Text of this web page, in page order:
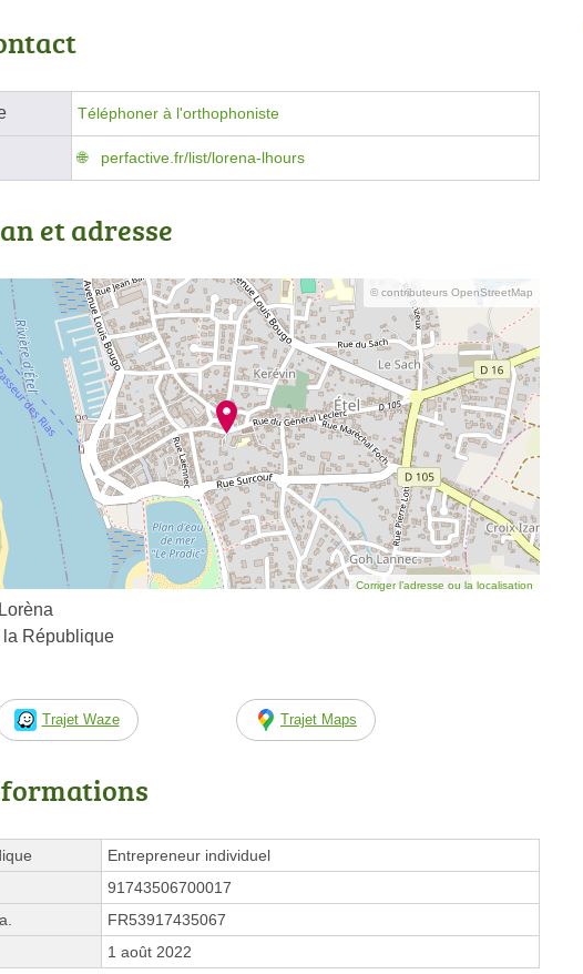
Téléphoner à l'orthophoniste
perfactive.fr/list/lorena-lhours
et adresse
© contributeurs OpenStreetMap
Corriger l’adresse ou la localisation
République
Trajet Waze Trajet Maps
Entrepreneur individuel
91743506700017
FR53917435067
1 août 2022